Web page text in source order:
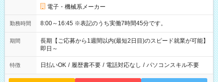
電子・機械系メーカー
勤務時間 8:00～16:45 ※表記のうち実働7時間45分です。
期間
長期【ご応募から1週間以内(最短2日目)のスピード就業が可能】
即日～
特徴 日払いOK / 履歴書不要 / 電話対応なし / パソコンスキル不要